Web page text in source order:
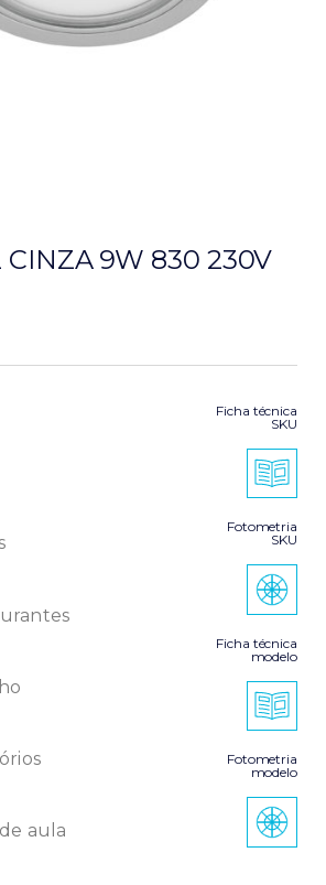
CINZA 9W 830 230V
aula
Ficha técnica
SKU
Fotometria
SKU
Ficha técnica
modelo
Fotometria
modelo